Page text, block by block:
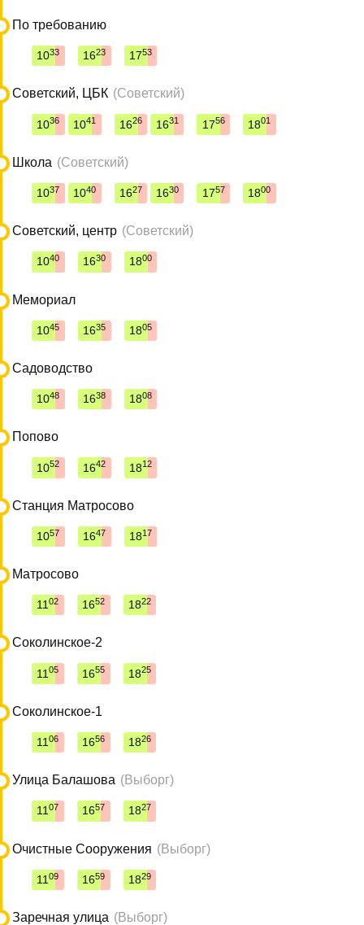
По требованию
1033 1623 1753
Советский, ЦБК (Советский)
1036 1041 1626 1631 1756 1801
Школа (Советский)
1037 1040 1627 1630 1757 1800
Советский, центр (Советский)
1040 1630 1800
Мемориал
1045 1635 1805
Садоводство
1048 1638 1808
Попово
1052 1642 1812
Станция Матросово
1057 1647 1817
Матросово
1102 1652 1822
Соколинское-2
1105 1655 1825
Соколинское-1
1106 1656 1826
Улица Балашова (Выборг)
1107 1657 1827
Очистные Сооружения (Выборг)
1109 1659 1829
Заречная улица (Выборг)